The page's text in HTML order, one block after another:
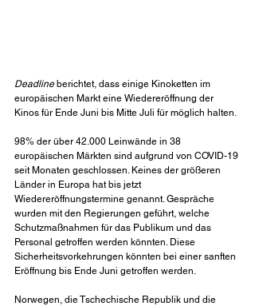
Deadline berichtet, dass einige Kinoketten im
europäischen Markt eine Wiedereröffnung der
Kinos für Ende Juni bis Mitte Juli für möglich halten.
98% der über 42.000 Leinwände in 38
europäischen Märkten sind aufgrund von COVID-19
seit Monaten geschlossen. Keines der größeren
Länder in Europa hat bis jetzt
Wiedereröffnungstermine genannt. Gespräche
wurden mit den Regierungen geführt, welche
Schutzmaßnahmen für das Publikum und das
Personal getroffen werden könnten. Diese
Sicherheitsvorkehrungen könnten bei einer sanften
Eröffnung bis Ende Juni getroffen werden.
Norwegen, die Tschechische Republik und die